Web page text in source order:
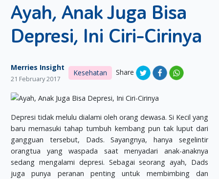
Ayah, Anak Juga Bisa
Depresi, Ini Ciri-Cirinya
Merries Insight
21 February 2017
Kesehatan Share
Depresi tidak melulu dialami oleh orang dewasa. Si Kecil yang
baru memasuki tahap tumbuh kembang pun tak luput dari
gangguan tersebut, Dads. Sayangnya, hanya segelintir
orangtua yang waspada saat menyadari anak-anaknya
sedang mengalami depresi. Sebagai seorang ayah, Dads
juga punya peranan penting untuk membimbing dan